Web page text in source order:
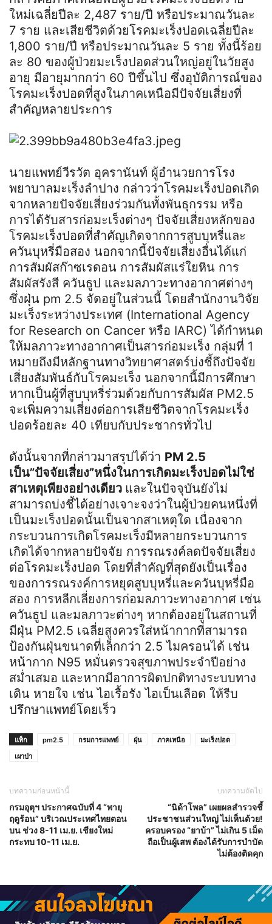
ใหม่เฉลี่ยปีละ 2,487 ราย/ปี หรือประมาณวันละ
7 ราย และเสียชีวิตด้วยโรคมะเร็งปอดเฉลี่ยปีละ
1,800 ราย/ปี หรือประมาณวันละ 5 ราย ทั้งนี้ร้อย
ละ 80 ของผู้ป่วยมะเร็งปอดส่วนใหญ่อยู่ในวัยสูง
อายุ มีอายุมากกว่า 60 ปีขึ้นไป ซึ่งอุบัติการณ์ของ
โรคมะเร็งปอดที่สูงในภาคเหนือมีปัจจัยเสี่ยงที่
สำคัญหลายประการ
นายแพทย์วีรวัต อุครานันท์ ผู้อำนวยการโรง
พยาบาลมะเร็งลำปาง กล่าวว่าโรคมะเร็งปอดเกิด
จากหลายปัจจัยเสี่ยงร่วมกันทั้งพันธุกรรม หรือ
การได้รับสารก่อมะเร็งต่างๆ ปัจจัยเสี่ยงหลักของ
โรคมะเร็งปอดที่สำคัญเกิดจากการสูบบุหรี่และ
ควันบุหรี่มือสอง นอกจากนี้ปัจจัยเสี่ยงอื่นได้แก่
การสัมผัสก๊าซเรดอน การสัมผัสแร่ใยหิน การ
สัมผัสรังสี ควันธูป และมลภาวะทางอากาศต่างๆ
ซึ่งฝุ่น pm 2.5 จัดอยู่ในส่วนนี้ โดยสำนักงานวิจัย
มะเร็งระหว่างประเทศ (International Agency
for Research on Cancer หรือ IARC) ได้กำหนด
ให้มลภาวะทางอากาศเป็นสารก่อมะเร็ง กลุ่มที่ 1
หมายถึงมีหลักฐานทางวิทยาศาสตร์บ่งชี้ถึงปัจจัย
เสี่ยงสัมพันธ์กับโรคมะเร็ง นอกจากนี้มีการศึกษา
หากเป็นผู้ที่สูบบุหรี่ร่วมด้วยกับการสัมผัส PM2.5
จะเพิ่มความเสี่ยงต่อการเสียชีวิตจากโรคมะเร็ง
ปอดร้อยละ 40 เทียบกับประชากรทั่วไป
ดังนั้นจากที่กล่าวมาสรุปได้ว่า PM 2.5
เป็น”ปัจจัยเสี่ยง”หนึ่งในการเกิดมะเร็งปอดไม่ใช่
สาเหตุเพียงอย่างเดียว และในปัจจุบันยังไม่
สามารถบ่งชี้ได้อย่างเจาะจงว่าในผู้ป่วยคนหนึ่งที่
เป็นมะเร็งปอดนั้นเป็นจากสาเหตุใด เนื่องจาก
กระบวนการเกิดโรคมะเร็งมีหลายกระบวนการ
เกิดได้จากหลายปัจจัย การรณรงค์ลดปัจจัยเสี่ยง
ต่อโรคมะเร็งปอด โดยที่สำคัญที่สุดยังเป็นเรื่อง
ของการรณรงค์การหยุดสูบบุหรี่และควันบุหรี่มือ
สอง การหลีกเลี่ยงการก่อมลภาวะทางอากาศ เช่น
ควันธูป และมลภาวะต่างๆ หากต้องอยู่ในสถานที่
มีฝุ่น PM2.5 เฉลี่ยสูงควรใส่หน้ากากที่สามารถ
ป้องกันฝุ่นขนาดที่เล็กกว่า 2.5 ไมครอนได้ เช่น
หน้ากาก N95 หมั่นตรวจสุขภาพประจำปีอย่าง
สม่ำเสมอ และหากมีอาการผิดปกติทางระบบทาง
เดิน หายใจ เช่น ไอเรื้อรัง ไอเป็นเลือด ให้รีบ
ปรึกษาแพทย์โดยเร็ว
แท็ก pm2.5 กรมการแพทย์ ฝุ่น ภาคเหนือ
มะเร็งปอด
เผาป่า
บทความก่อนหน้านี้
กรมอุตุฯ ประกาศฉบับที่ 4 “พายุ
ฤดูร้อน” บริเวณประเทศไทยตอน
บน ช่วง 8-11 เม.ย. เชียงใหม่
กระทบ 10-11 เม.ย.
บทความถัดไป
“นิด้าโพล” เผยผลสำรวจชี้
ประชาชนส่วนใหญ่ ไม่เห็นด้วย!
ครอบครอง “ยาบ้า” ไม่เกิน 5 เม็ด
ถือเป็นผู้เสพ ต้องได้รับการบำบัด
ไม่ต้องติดคุก